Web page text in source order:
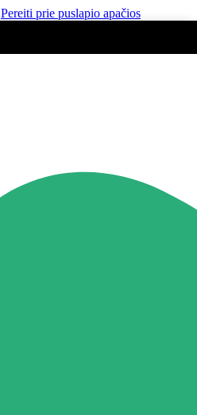
Pereiti prie puslapio apačios